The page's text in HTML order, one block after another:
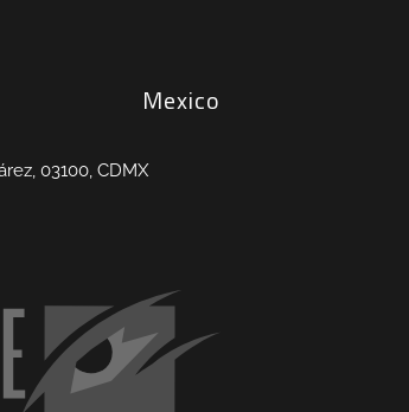
Mexico
03100, CDMX